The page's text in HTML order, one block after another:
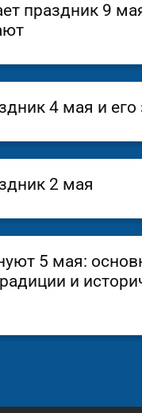
праздник 9
4 мая и его
2 мая
5 мая:
и